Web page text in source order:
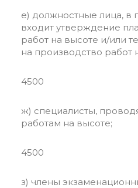
е) должностные лица, в
входит утверждение
работ на высоте и/или
на производство работ
4500
ж) специалисты,
работам на высоте;
4500
з) члены